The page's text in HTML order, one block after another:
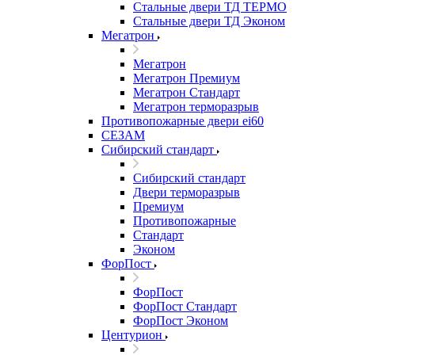
Стальные двери ТД ТЕРМО
Стальные двери ТД Эконом
Мегатрон
Мегатрон
Мегатрон Премиум
Мегатрон Стандарт
Мегатрон терморазрыв
Противопожарные двери ei60
СЕЗАМ
Сибирский стандарт
Сибирский стандарт
Двери терморазрыв
Премиум
Противопожарные
Стандарт
Эконом
ФорПост
ФорПост
ФорПост Стандарт
ФорПост Эконом
Центурион